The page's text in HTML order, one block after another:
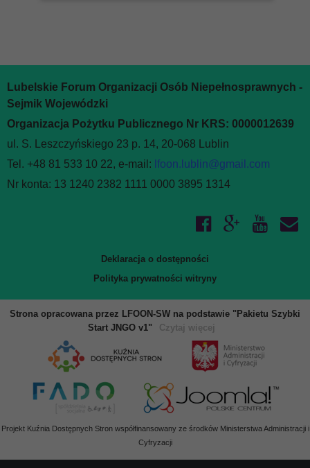
Lubelskie Forum Organizacji Osób Niepełnosprawnych -
Sejmik Wojewódzki
Organizacja Pożytku Publicznego Nr KRS: 0000012639
ul. S. Leszczyńskiego 23 p. 14, 20-068 Lublin
Tel. +48 81 533 10 22, e-mail: lfoon.lublin@gmail.com
Nr konta: 13 1240 2382 1111 0000 3895 1314
Deklaracja o dostępności
Polityka prywatności witryny
Strona opracowana przez LFOON-SW na podstawie "Pakietu Szybki
Start JNGO v1"
Czytaj więcej
Projekt Kuźnia Dostępnych Stron współfinansowany ze środków Ministerstwa Administracji i
Cyfryzacji